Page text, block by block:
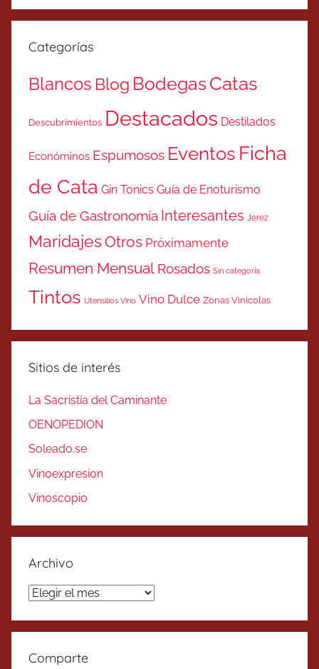
Categorías
Blancos Blog BodegasCatas
Descubrimientos Destacados Destilados
Económinos Espumosos Eventos Ficha
de Cata Gin Tonics Guía de Enoturismo
Guía de Gastronomía Interesantes Jerez
MaridajesOtros Próximamente
Resumen Mensual Rosados Sin categoría
Tintos Utensilios Vino Vino Dulce Zonas Vinicolas
Sitios de interés
La Sacristía del Caminante
OENOPEDION
Soleado.se
Vinoexpresion
Vinoscopio
Archivo
Archivo
Comparte